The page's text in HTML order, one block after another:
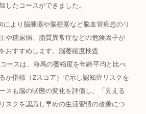
したコースができました。
により脳腫瘍や脳梗塞など脳血管疾患のリ
や糖尿病、脂質異常症などの危険因子が
おすすめします。脳萎縮度検査
コースは、海馬の萎縮度を年齢平均と比べ
か指標（Zスコア）で示し認知症リスクを
スも脳の状態の変化を評価し、「見える
スクを認識し早めの生活習慣の改善につ